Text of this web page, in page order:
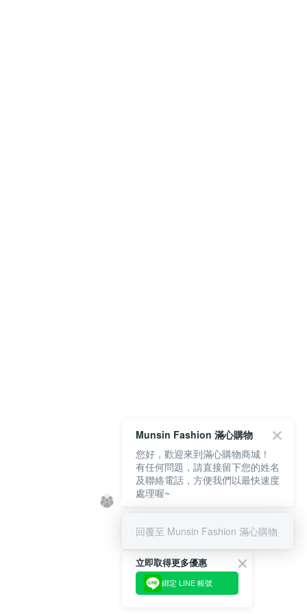
立即取得更多優惠
綁定 LINE 帳號
Munsin Fashion 滿心購物
您好，歡迎來到滿心購物商城！
有任何問題，請直接留下您的姓名
及聯絡電話，方便我們以最快速度
處理喔~
回覆至 Munsin Fashion 滿心購物